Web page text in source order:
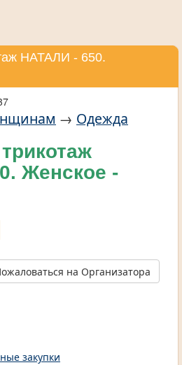
НАТАЛИ - 650.
→ Одежда
Женское -
на Организатора
закупки